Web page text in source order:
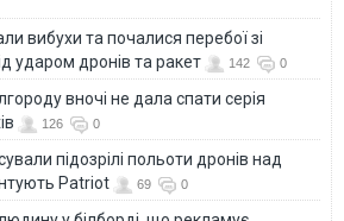
вибухи та почалися перебої зі
ударом дронів та ракет
142 0
вночі не дала спати серія
126 0
підозрілі польоти дронів над
Patriot
69 0